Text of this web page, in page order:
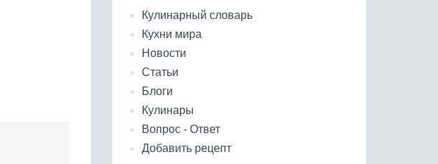
Кулинарный словарь
Кухни мира
Новости
Статьи
Блоги
Кулинары
Вопрос - Ответ
Добавить рецепт